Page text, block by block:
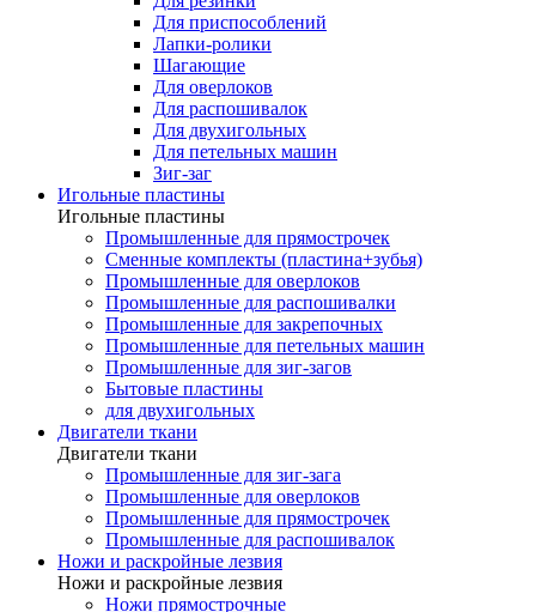
Для приспособлений
Лапки-ролики
Шагающие
Для оверлоков
Для распошивалок
Для двухигольных
Для петельных машин
Зиг-заг
Игольные пластины
Игольные пластины
Промышленные для прямострочек
Сменные комплекты (пластина+зубья)
Промышленные для оверлоков
Промышленные для распошивалки
Промышленные для закрепочных
Промышленные для петельных машин
Промышленные для зиг-загов
Бытовые пластины
для двухигольных
Двигатели ткани
Двигатели ткани
Промышленные для зиг-зага
Промышленные для оверлоков
Промышленные для прямострочек
Промышленные для распошивалок
Ножи и раскройные лезвия
Ножи и раскройные лезвия
Ножи прямострочные